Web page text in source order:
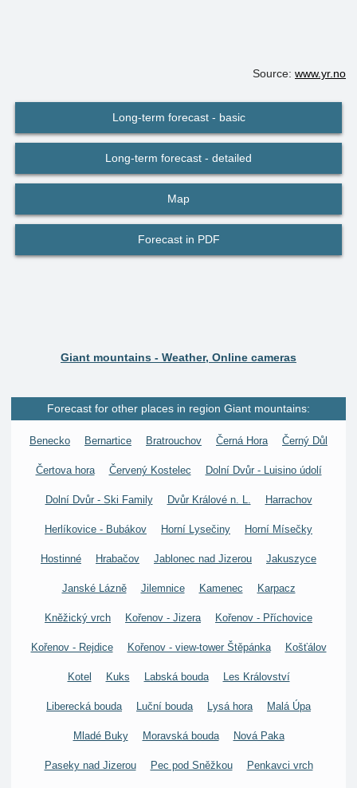
Source: www.yr.no
Long-term forecast - basic
Long-term forecast - detailed
Map
Forecast in PDF
Giant mountains - Weather, Online cameras
Forecast for other places in region Giant mountains:
Benecko Bernartice Bratrouchov Černá Hora Černý Důl
Čertova hora Červený Kostelec Dolní Dvůr - Luisino údolí
Dolní Dvůr - Ski Family Dvůr Králové n. L. Harrachov
Herlíkovice - Bubákov Horní Lysečiny Horní Mísečky
Hostinné Hrabačov Jablonec nad Jizerou Jakuszyce
Janské Lázně Jilemnice Kamenec Karpacz
Kněžický vrch Kořenov - Jizera Kořenov - Příchovice
Kořenov - Rejdice Kořenov - view-tower Štěpánka Košťálov
Kotel Kuks Labská bouda Les Království
Liberecká bouda Luční bouda Lysá hora Malá Úpa
Mladé Buky Moravská bouda Nová Paka
Paseky nad Jizerou Pec pod Sněžkou Penkavci vrch